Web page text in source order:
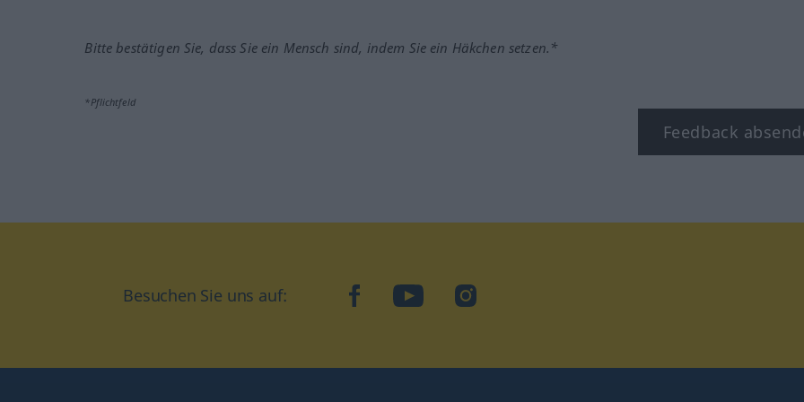
Bitte bestätigen Sie, dass Sie ein Mensch sind, indem Sie ein Häkchen setzen.*
*Pflichtfeld
Feedback
Besuchen Sie uns auf: facebookYouTubeInstagram